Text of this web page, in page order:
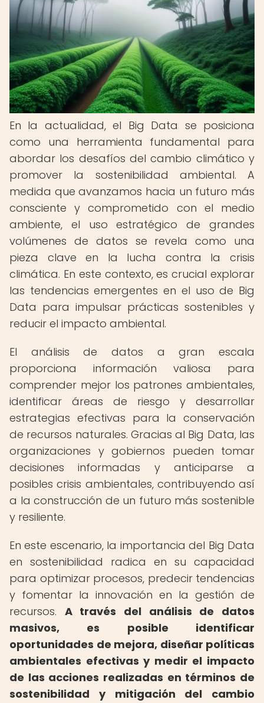
En la actualidad, el Big Data se posiciona
como una herramienta fundamental para
abordar los desafíos del cambio climático y
promover la sostenibilidad ambiental. A
medida que avanzamos hacia un futuro más
consciente y comprometido con el medio
ambiente, el uso estratégico de grandes
volúmenes de datos se revela como una
pieza clave en la lucha contra la crisis
climática. En este contexto, es crucial explorar
las tendencias emergentes en el uso de Big
Data para impulsar prácticas sostenibles y
reducir el impacto ambiental.
El análisis de datos a gran escala
proporciona información valiosa para
comprender mejor los patrones ambientales,
identificar áreas de riesgo y desarrollar
estrategias efectivas para la conservación
de recursos naturales. Gracias al Big Data, las
organizaciones y gobiernos pueden tomar
decisiones informadas y anticiparse a
posibles crisis ambientales, contribuyendo así
a la construcción de un futuro más sostenible
y resiliente.
En este escenario, la importancia del Big Data
en sostenibilidad radica en su capacidad
para optimizar procesos, predecir tendencias
y fomentar la innovación en la gestión de
recursos. A través del análisis de datos
masivos, es posible identificar
oportunidades de mejora, diseñar políticas
ambientales efectivas y medir el impacto
de las acciones realizadas en términos de
sostenibilidad y mitigación del cambio